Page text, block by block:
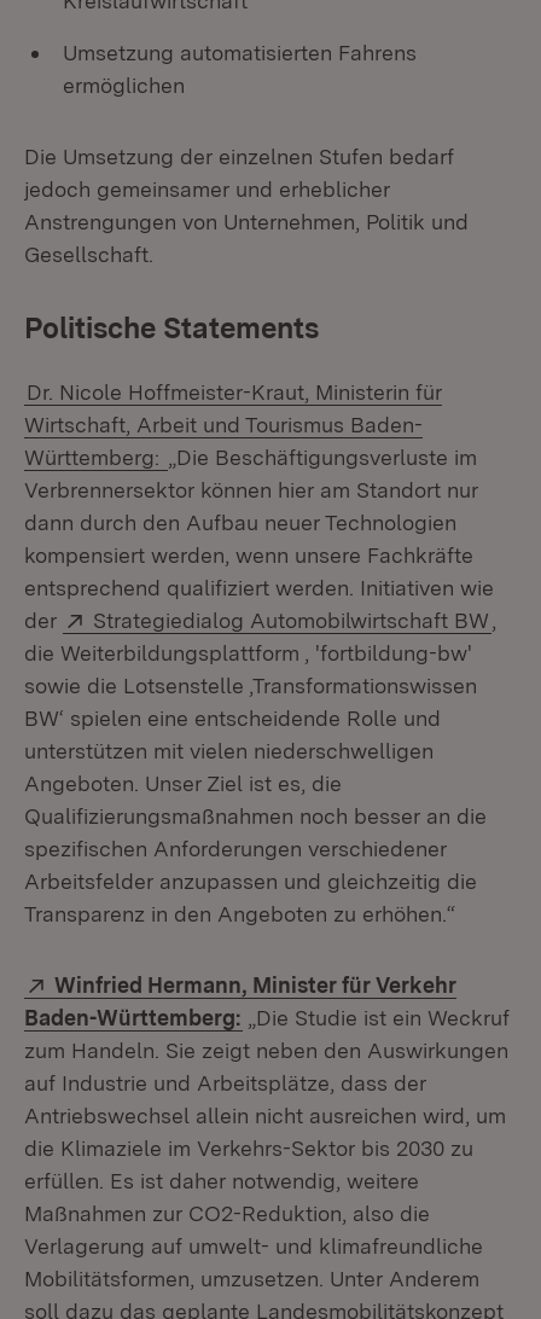
Umsetzung automatisierten Fahrens
ermöglichen
Die Umsetzung der einzelnen Stufen bedarf
jedoch gemeinsamer und erheblicher
Anstrengungen von Unternehmen, Politik und
Gesellschaft.
Politische Statements
Dr. Nicole Hoffmeister-Kraut, Ministerin für
Wirtschaft, Arbeit und Tourismus Baden-
Württemberg:
„Die Beschäftigungsverluste im
Verbrennersektor können hier am Standort nur
dann durch den Aufbau neuer Technologien
kompensiert werden, wenn unsere Fachkräfte
entsprechend qualifiziert werden. Initiativen wie
der
Extern:
Strategiedialog Automobilwirtschaft BW
die Weiterbildungsplattform ‚ 'fortbildung-bw'
sowie die Lotsenstelle ‚Transformationswissen
BW‘ spielen eine entscheidende Rolle und
unterstützen mit vielen niederschwelligen
Angeboten. Unser Ziel ist es, die
Qualifizierungsmaßnahmen noch besser an die
spezifischen Anforderungen verschiedener
Arbeitsfelder anzupassen und gleichzeitig die
Transparenz in den Angeboten zu erhöhen.“
Extern:
Winfried Hermann, Minister für Verkehr
Baden-Württemberg: (Öffnet in neuem Fenster)
„Die Studie ist ein Weckruf
zum Handeln. Sie zeigt neben den Auswirkungen
auf Industrie und Arbeitsplätze, dass der
Antriebswechsel allein nicht ausreichen wird, um
die Klimaziele im Verkehrs-Sektor bis 2030 zu
erfüllen. Es ist daher notwendig, weitere
Maßnahmen zur CO2-Reduktion, also die
Verlagerung auf umwelt- und klimafreundliche
Mobilitätsformen, umzusetzen. Unter Anderem
soll dazu das geplante Landesmobilitätskonzept